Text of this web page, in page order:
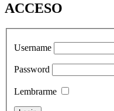
ACCESO
Username
Password
Lembrarme